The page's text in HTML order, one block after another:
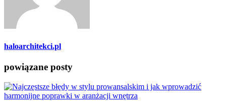
haloarchitekci.pl
powiązane posty